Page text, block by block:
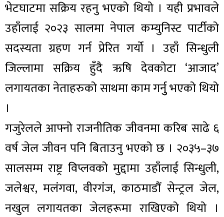
भेटघाटमा सक्रिय रहनु भएको थियो । यही प्रभावले
उहाँलाई २०२३ सालमा नेपाल कम्युनिस्ट पार्टीको
सदस्यता ग्रहण गर्न प्रेरित गर्यो । उहाँ सिन्धुली
जिल्लामा सक्रिय हुँदै ऋषि देवकोटा ‘आजाद’
लगायतका नेताहरुको साथमा काम गर्नुु भएको थियो
।
गजुरेलले आफ्नो राजनीतिक जीवनमा करिब साढे ६
वर्ष जेल जीवन पनि बिताउनु भएको छ । २०३५–३७
सालसम्म राष्ट्र विप्लवको मुद्दामा उहाँलाई सिन्धुली,
जलेश्वर, मलंगवा, वीरगंज, काठमाडौं सेन्ट्रल जेल,
नखुल लगायतका जेलहरूमा राखिएको थियो ।